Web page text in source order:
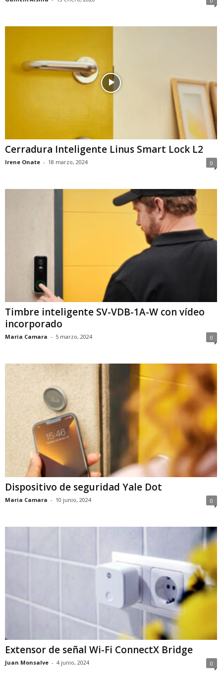
Cerradura Inteligente Linus Smart Lock L2
Irene Onate - 18 marzo, 2024 0
Timbre inteligente SV-VDB-1A-W con vídeo
incorporado
Maria Camara - 5 marzo, 2024 0
Dispositivo de seguridad Yale Dot
Maria Camara - 10 junio, 2024 0
Extensor de señal Wi-Fi ConnectX Bridge
Juan Monsalve - 4 junio, 2024 0